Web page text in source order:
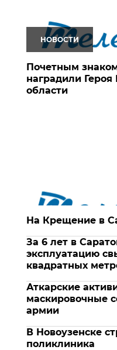
НОВОСТИ
Почетным
наградили Героя
области
На Крещение в
За 6 лет в
эксплуатацию
квадратных
Аткарские
маскировочные
армии
В Новоузенске
поликлиника